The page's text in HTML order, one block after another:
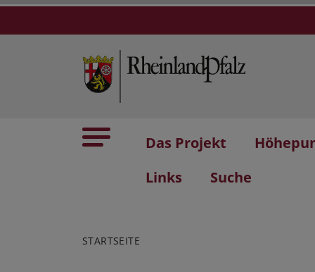
Das Projekt
Links
Suche
STARTSEITE